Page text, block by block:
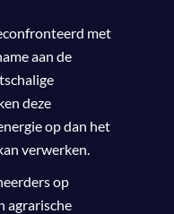
met
aan de
deze
op dan het
verwerken.
op
agrarische